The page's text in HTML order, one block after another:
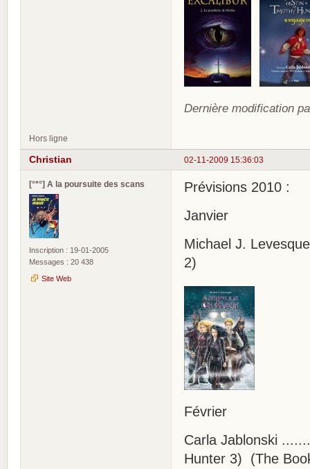
Dernière modification
Hors ligne
02-11-2009 15:36:03
Christian
[°*°] A la poursuite des scans
Inscription : 19-01-2005
Messages : 20 438
Site Web
Prévisions 2010 :
Janvier
Michael J.
2)
Février
Carla Jablonski
Hunter 3) (The